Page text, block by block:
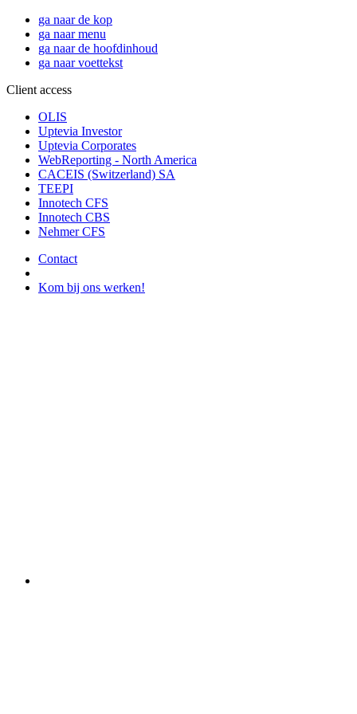
ga naar de kop
ga naar menu
ga naar de hoofdinhoud
ga naar voettekst
Client access
OLIS
Uptevia Investor
Uptevia Corporates
WebReporting - North America
CACEIS (Switzerland) SA
TEEPI
Innotech CFS
Innotech CBS
Nehmer CFS
Contact
Kom bij ons werken!